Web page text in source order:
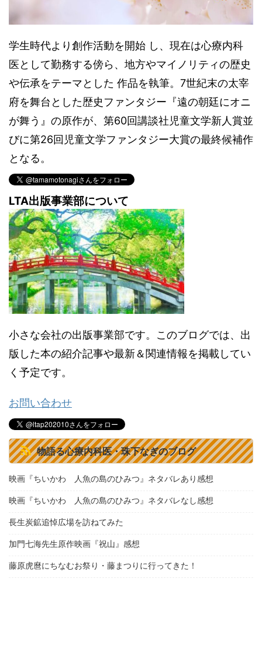
学生時代より創作活動を開始 し、現在は心療内科
医として勤務する傍ら、地方やマイノリティの歴史
や伝承をテーマとした 作品を執筆。7世紀末の太宰
府を舞台とした歴史ファンタジー『遠の朝廷にオニ
が舞う』の原作が、第60回講談社児童文学新人賞並
びに第26回児童文学ファンタジー大賞の最終候補作
となる。
LTA出版事業部について
小さな会社の出版事業部です。このブログでは、出
版した本の紹介記事や最新＆関連情報を掲載してい
く予定です。
お問い合わせ
物語る心療内科医・珠下なぎのブログ
映画『ちいかわ 人魚の島のひみつ』ネタバレあり感想
映画『ちいかわ 人魚の島のひみつ』ネタバレなし感想
長生炭鉱追悼広場を訪ねてみた
加門七海先生原作映画『祝山』感想
藤原虎麿にちなむお祭り・藤まつりに行ってきた！